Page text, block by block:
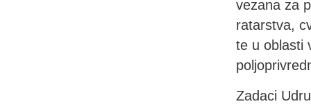
vezana za
ratarstva,
te u oblasti
Zadaci